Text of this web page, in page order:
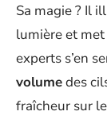
Sa magie ? Il
lumière et
experts s’en
volumedes
fraîcheur sur